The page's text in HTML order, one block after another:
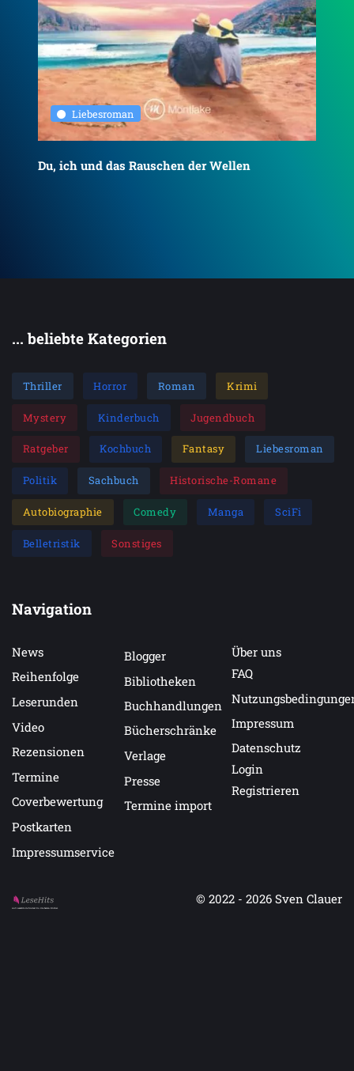
Liebesroman
Du, ich und das Rauschen der Wellen
... beliebte Kategorien
Thriller Horror Roman Krimi
Mystery Kinderbuch Jugendbuch
Ratgeber Kochbuch Fantasy Liebesroman
Politik Sachbuch Historische-Romane
Autobiographie Comedy Manga SciFi
Belletristik Sonstiges
Navigation
News
Reihenfolge
Leserunden
Video
Rezensionen
Termine
Coverbewertung
Postkarten
Impressumservice
Blogger
Bibliotheken
Buchhandlungen
Bücherschränke
Verlage
Presse
Termine import
Über uns
FAQ
Impressum
Datenschutz
Login
Registrieren
Auf LeseHits.de findest Du die besten Bücher.
© 2022 - 2026 Sven Clauer